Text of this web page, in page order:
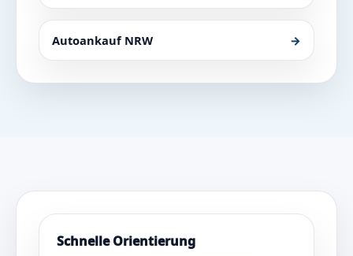
Autoankauf NRW →
Schnelle Orientierung